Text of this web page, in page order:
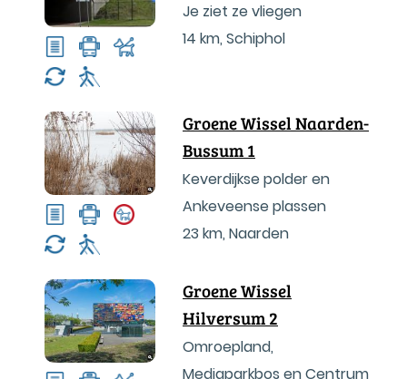
Je ziet ze vliegen
14 km, Schiphol
Groene Wissel Naarden-
Bussum 1
Keverdijkse polder en
Ankeveense plassen
23 km, Naarden
Groene Wissel
Hilversum 2
Omroepland,
Mediaparkbos en Centrum